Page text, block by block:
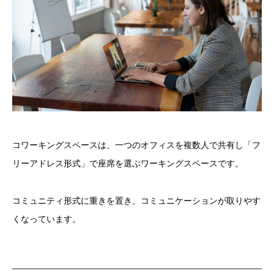
コワーキングスペースは、一つのオフィスを複数人で共有し「フ
リーアドレス形式」で座席を選ぶワーキングスペースです。
コミュニティ形式に重きを置き、コミュニケーションが取りやす
くなっています。